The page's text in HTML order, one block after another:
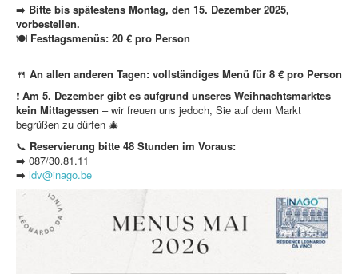
➡️ Bitte bis spätestens Montag, den 15. Dezember 2025,
vorbestellen.
🍽️ Festtagsmenüs: 20 € pro Person
🍴 An allen anderen Tagen: vollständiges Menü für 8 € pro Person
❗ Am 5. Dezember gibt es aufgrund unseres Weihnachtsmarktes
kein Mittagessen – wir freuen uns jedoch, Sie auf dem Markt
begrüßen zu dürfen 🎄
📞 Reservierung bitte 48 Stunden im Voraus:
➡️ 087/30.81.11
➡️ ldv@inago.be